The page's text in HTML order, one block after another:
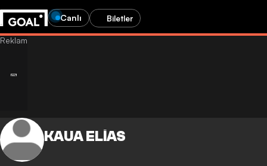
Canlı Biletler
KAUA ELIAS